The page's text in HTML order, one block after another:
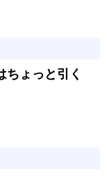
ちょっと引く